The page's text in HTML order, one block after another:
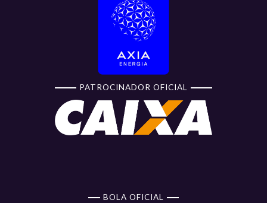
PATROCINADOR OFICIAL
BOLA OFICIAL